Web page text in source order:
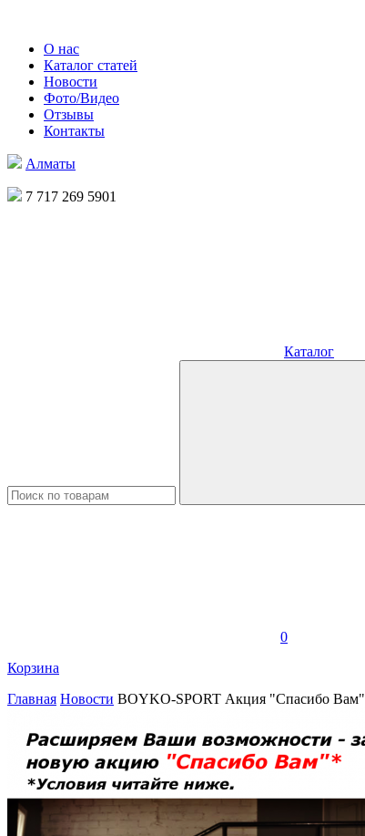
О нас
Каталог статей
Новости
Фото/Видео
Отзывы
Контакты
Алматы
7 717 269 5901
Каталог
0
Корзина
Главная Новости BOYKO-SPORT Акция "Спасибо Вам"